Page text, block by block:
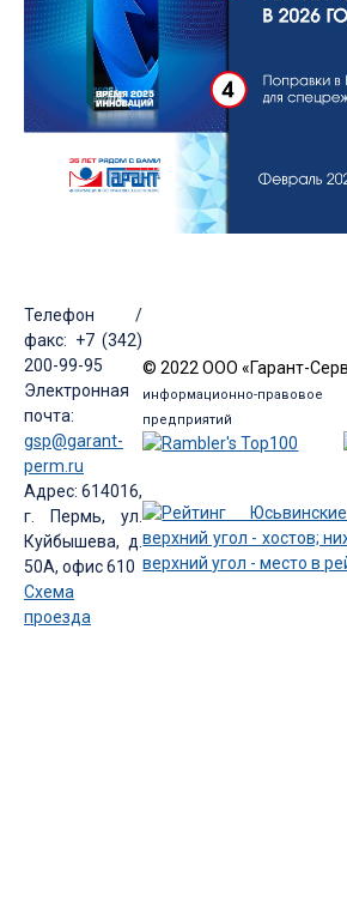
Телефон /
факс: +7 (342)
200-99-95
Электронная
почта:
gsp@garant-
perm.ru
Адрес: 614016,
г. Пермь, ул.
Куйбышева, д.
50А, офис 610
Схема
проезда
© 2022 ООО «Гарант-
информационно-
предприятий